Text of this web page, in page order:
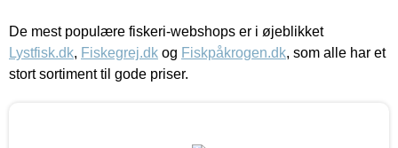
De mest populære fiskeri-webshops er i øjeblikket
Lystfisk.dk, Fiskegrej.dk og Fiskpåkrogen.dk, som alle har et
stort sortiment til gode priser.